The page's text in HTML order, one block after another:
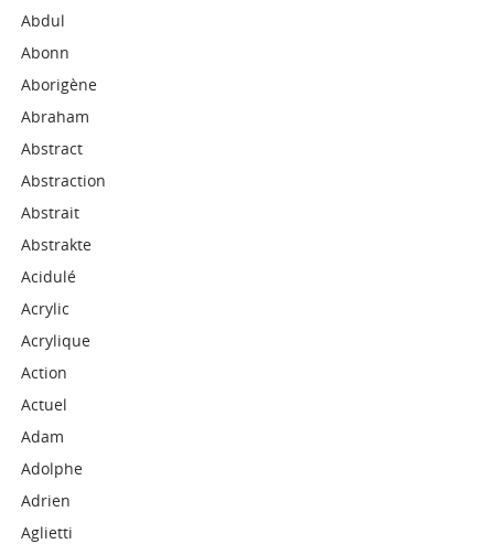
Abdul
Abonn
Aborigène
Abraham
Abstract
Abstraction
Abstrait
Abstrakte
Acidulé
Acrylic
Acrylique
Action
Actuel
Adam
Adolphe
Adrien
Aglietti